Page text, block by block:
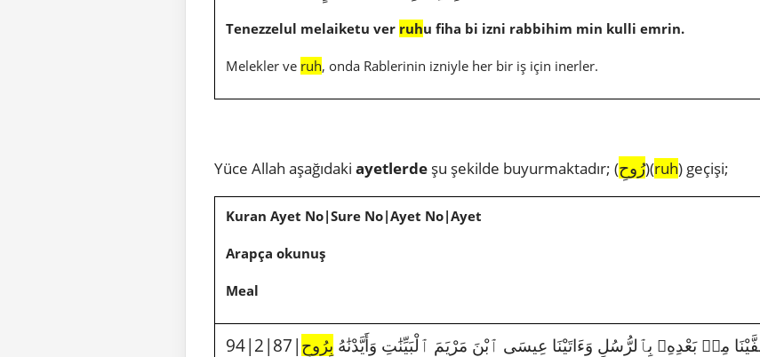
Tenezzelul melaiketu ver ruhu fiha bi izni rabbihim min kulli emrin.
Melekler ve ruh, onda Rablerinin izniyle her bir iş için inerler.
Yüce Allah aşağıdaki ayetlerde şu şekilde buyurmaktadır; (رُوحِ)(ruh) geçişi;
Kuran Ayet No|Sure No|Ayet No|Ayet
Arapça okunuş
Meal
وَقَفَّيْنَا مِنۢ بَعْدِهِۦ بِٱلرُّسُلِ وَءَاتَيْنَا عِيسَى ٱبْنَ مَرْيَمَ ٱلْبَيِّنَٰتِ وَأَيَّدْنَٰهُ بِرُوحِ